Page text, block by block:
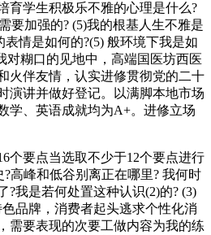
育学生积极乐不雅的心理是什么?
要加强的? (5)我的根基人生不雅是
情是如何的?(5) 般环境下我是如
对糊口的见地中，高端国医坊西医
火伴友情，认实进修贯彻党的二十
演讲并做好登记。以满脚本地市场
学、英语成就均为A+。进修立场
要点当选取不少于12个要点进行
高峰和低谷别离正在哪里? 我何时
?我是若何处置这种认识(2)的? (3)
品牌，消费者起头逃求个性化消
需要表现的次要工做内容为我的练